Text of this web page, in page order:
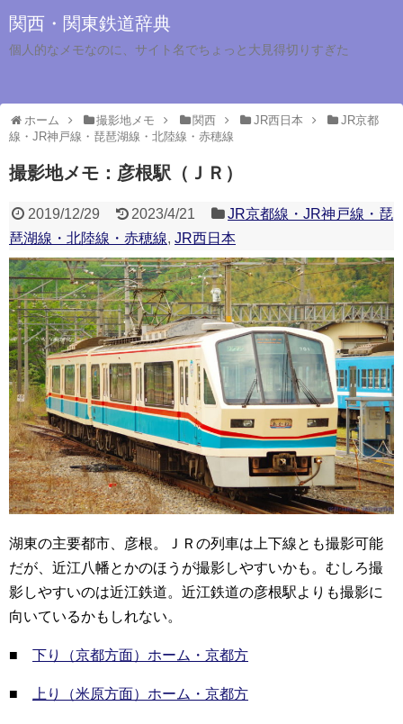
関西・関東鉄道辞典
個人的なメモなのに、サイト名でちょっと大見得切りすぎた
ホーム 撮影地メモ 関西 JR西日本
JR京都
線・JR神戸線・琵琶湖線・北陸線・赤穂線
撮影地メモ：彦根駅（ＪＲ）
2019/12/29 2023/4/21
JR京都線・JR神戸線・琵
琶湖線・北陸線・赤穂線, JR西日本
湖東の主要都市、彦根。ＪＲの列車は上下線とも撮影可能
だが、近江八幡とかのほうが撮影しやすいかも。むしろ撮
影しやすいのは近江鉄道。近江鉄道の彦根駅よりも撮影に
向いているかもしれない。
■ 下り（京都方面）ホーム・京都方
■ 上り（米原方面）ホーム・京都方